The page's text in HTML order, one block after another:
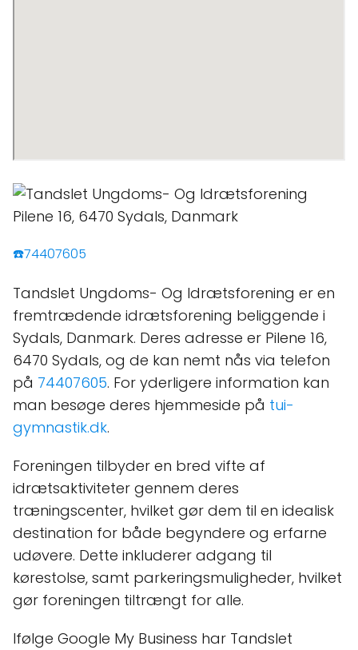
☎️74407605
Tandslet Ungdoms- Og Idrætsforening er en
fremtrædende idrætsforening beliggende i
Sydals, Danmark. Deres adresse er Pilene 16,
6470 Sydals, og de kan nemt nås via telefon
på 74407605. For yderligere information kan
man besøge deres hjemmeside på tui-
gymnastik.dk.
Foreningen tilbyder en bred vifte af
idrætsaktiviteter gennem deres
træningscenter, hvilket gør dem til en idealisk
destination for både begyndere og erfarne
udøvere. Dette inkluderer adgang til
kørestolse, samt parkeringsmuligheder, hvilket
gør foreningen tiltrængt for alle.
Ifølge Google My Business har Tandslet